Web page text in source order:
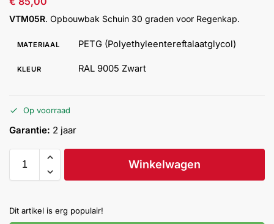
Branddetectie
Inbraakbeveiliging
Help &
service
VTM05R. Opbouwbak Schuin 30 graden voor Regenkap.
MATERIAAL PETG (Polyethyleentereftalaatglycol)
KLEUR RAL 9005 Zwart
Op voorraad
Garantie: 2 jaar
Winkelwagen
Dit artikel is erg populair!